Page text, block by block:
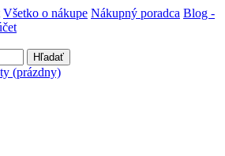
Všetko o nákupe Nákupný poradca Blog -
Hľadať
(prázdny)